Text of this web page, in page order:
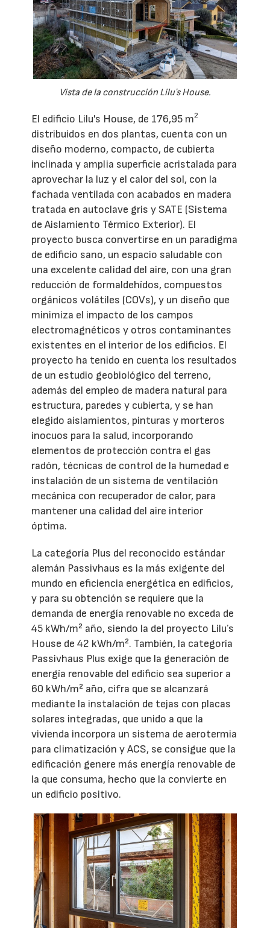
Vista de la construcción Liluʼs House.
El edificio Lilu's House, de 176,95 m2
distribuidos en dos plantas, cuenta con un
diseño moderno, compacto, de cubierta
inclinada y amplia superficie acristalada para
aprovechar la luz y el calor del sol, con la
fachada ventilada con acabados en madera
tratada en autoclave gris y SATE (Sistema
de Aislamiento Térmico Exterior). El
proyecto busca convertirse en un paradigma
de edificio sano, un espacio saludable con
una excelente calidad del aire, con una gran
reducción de formaldehídos, compuestos
orgánicos volátiles (COVs), y un diseño que
minimiza el impacto de los campos
electromagnéticos y otros contaminantes
existentes en el interior de los edificios. El
proyecto ha tenido en cuenta los resultados
de un estudio geobiológico del terreno,
además del empleo de madera natural para
estructura, paredes y cubierta, y se han
elegido aislamientos, pinturas y morteros
inocuos para la salud, incorporando
elementos de protección contra el gas
radón, técnicas de control de la humedad e
instalación de un sistema de ventilación
mecánica con recuperador de calor, para
mantener una calidad del aire interior
óptima.
La categoría Plus del reconocido estándar
alemán Passivhaus es la más exigente del
mundo en eficiencia energética en edificios,
y para su obtención se requiere que la
demanda de energía renovable no exceda de
45 kWh/m² año, siendo la del proyecto Liluʼs
House de 42 kWh/m². También, la categoría
Passivhaus Plus exige que la generación de
energía renovable del edificio sea superior a
60 kWh/m² año, cifra que se alcanzará
mediante la instalación de tejas con placas
solares integradas, que unido a que la
vivienda incorpora un sistema de aerotermia
para climatización y ACS, se consigue que la
edificación genere más energía renovable de
la que consuma, hecho que la convierte en
un edificio positivo.